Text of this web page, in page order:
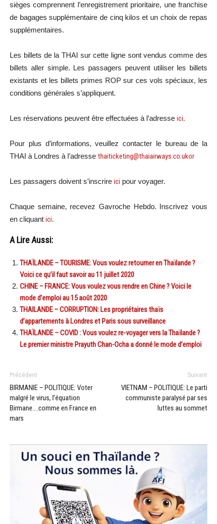
sièges comprennent l’enregistrement prioritaire, une franchise
de bagages supplémentaire de cinq kilos et un choix de repas
supplémentaires.
Les billets de la THAI sur cette ligne sont vendus comme des
billets aller simple. Les passagers peuvent utiliser les billets
existants et les billets primes ROP sur ces vols spéciaux, les
conditions générales s’appliquent.
Les réservations peuvent être effectuées à l’adresse ici.
Pour plus d’informations, veuillez contacter le bureau de la
THAI à Londres à l’adresse thaiticketing@thaiairways.co.ukor
Les passagers doivent s’inscrire ici pour voyager.
Chaque semaine, recevez Gavroche Hebdo. Inscrivez vous
en cliquant ici.
A Lire Aussi:
THAÏLANDE – TOURISME: Vous voulez retourner en Thaïlande ?
Voici ce qu’il faut savoir au 11 juillet 2020
CHINE – FRANCE: Vous voulez vous rendre en Chine ? Voici le
mode d’emploi au 15 août 2020
THAILANDE – CORRUPTION: Les propriétaires thaïs
d’appartements à Londres et Paris sous surveillance
THAÏLANDE – COVID : Vous voulez re-voyager vers la Thaïlande ?
Le premier ministre Prayuth Chan-Ocha a donné le mode d’emploi
Précédent
BIRMANIE – POLITIQUE: Voter
malgré le virus, l’équation
Birmane….comme en France en
mars
Suivant
VIETNAM – POLITIQUE: Le parti
communiste paralysé par ses
luttes au sommet